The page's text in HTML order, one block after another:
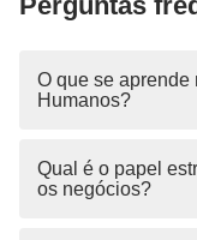
O que se aprende
Humanos?
Qual é o papel
os negócios?